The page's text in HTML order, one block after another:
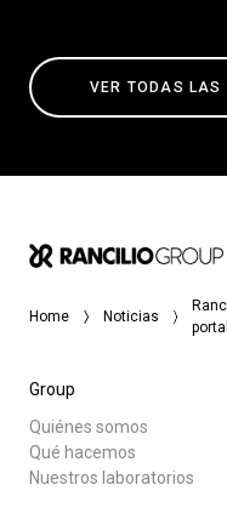
VER TODAS LAS
Home Noticias
Group
Quiénes somos
Qué hacemos
Nuestros laboratorios